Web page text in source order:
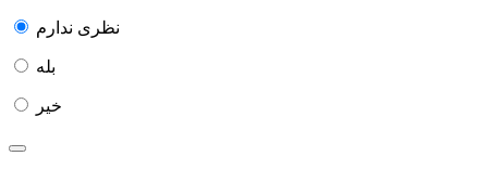
نظری ندارم
بله
خیر